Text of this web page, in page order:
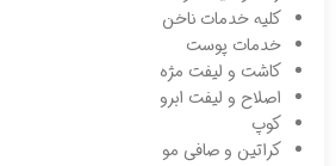
کلیه خدمات ناخن
خدمات پوست
کاشت و لیفت مژه
اصلاح و لیفت ابرو
کوپ
کراتین و صافی مو